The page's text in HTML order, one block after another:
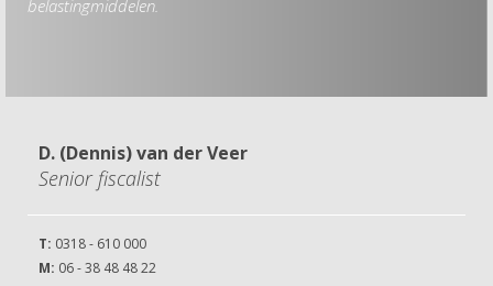
belastingmiddelen.
D. (Dennis) van der Veer
Senior fiscalist
T: 0318 - 610 000
M: 06 - 38 48 48 22